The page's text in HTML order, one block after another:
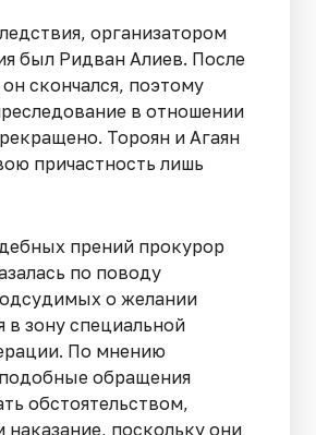
организатором
был Ридван Алиев. После
скончался, поэтому
в отношении
Тороян и Агаян
причастность лишь
прений прокурор
по поводу
о желании
в зону специальной
По мнению
обращения
обстоятельством,
поскольку они